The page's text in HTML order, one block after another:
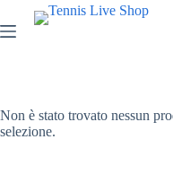
al
contenuto
Non è stato trovato nessun
selezione.